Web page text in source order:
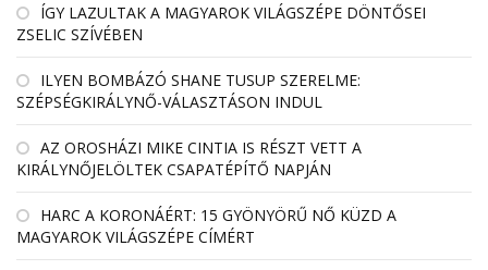
ÍGY LAZULTAK A MAGYAROK VILÁGSZÉPE DÖNTŐSEI
ZSELIC SZÍVÉBEN
ILYEN BOMBÁZÓ SHANE TUSUP SZERELME:
SZÉPSÉGKIRÁLYNŐ-VÁLASZTÁSON INDUL
AZ OROSHÁZI MIKE CINTIA IS RÉSZT VETT A
KIRÁLYNŐJELÖLTEK CSAPATÉPÍTŐ NAPJÁN
HARC A KORONÁÉRT: 15 GYÖNYÖRŰ NŐ KÜZD A
MAGYAROK VILÁGSZÉPE CÍMÉRT